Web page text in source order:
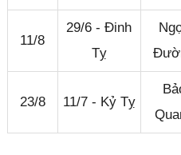
11/8
29/6 - Đinh
Tỵ
23/8 11/7 - Kỷ Tỵ